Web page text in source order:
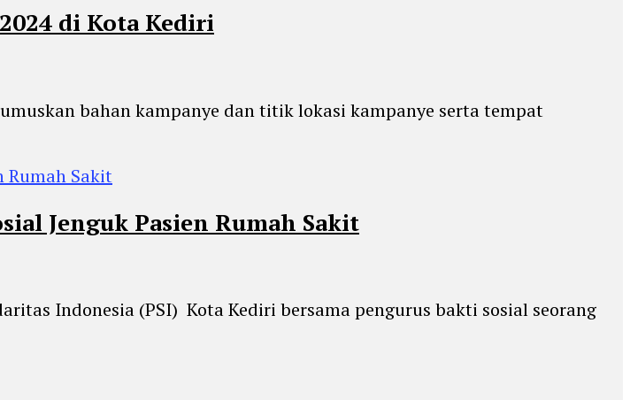
di Kota Kediri
bahan kampanye dan titik lokasi kampanye serta tempat
Jenguk Pasien Rumah Sakit
Indonesia (PSI) Kota Kediri bersama pengurus bakti sosial seorang